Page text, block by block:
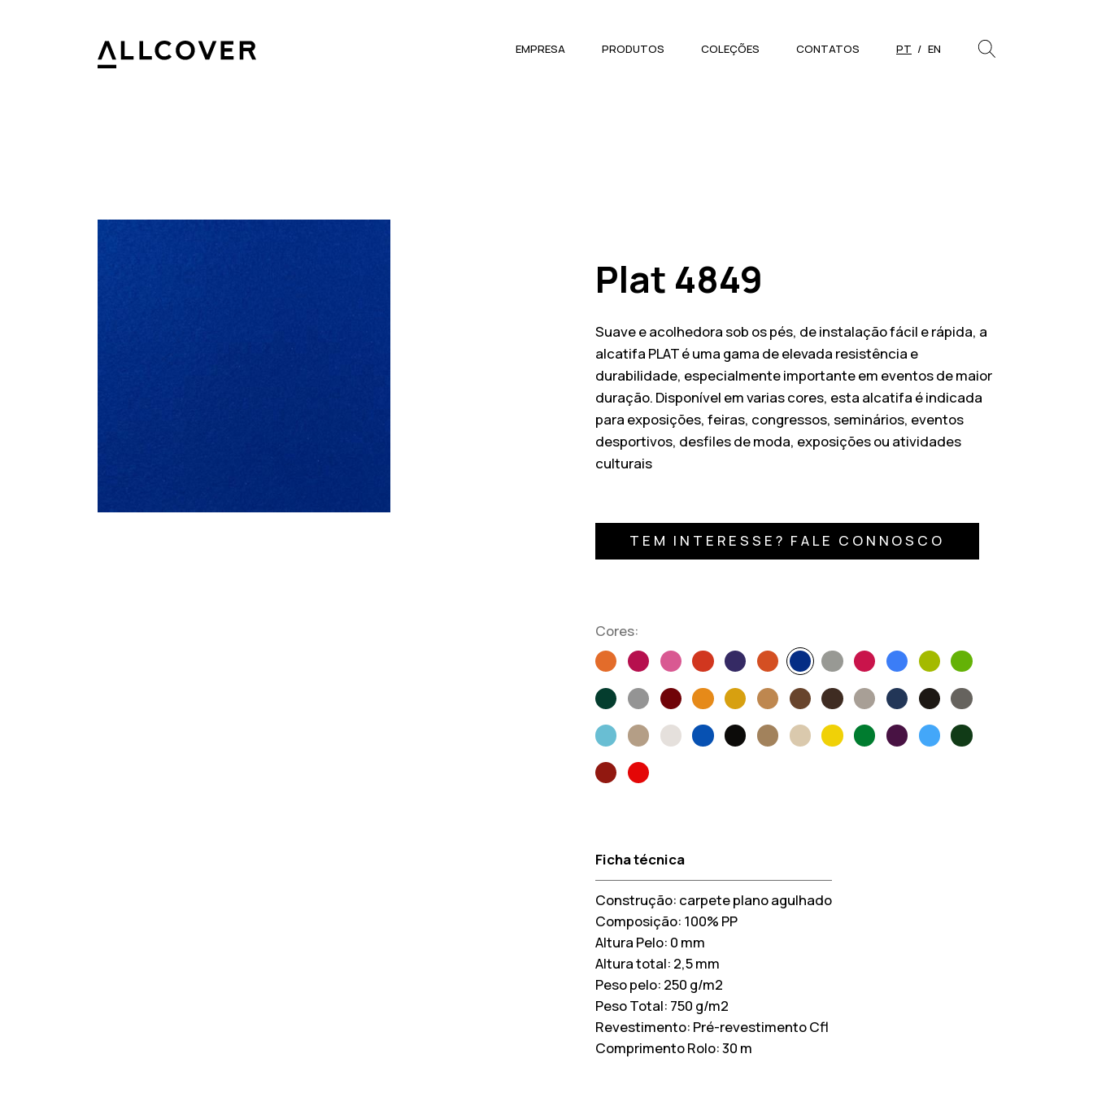
EMPRESA PRODUTOS COLEÇÕES CONTATOS PT
EN
Plat 4849
Suave e acolhedora sob os pés, de instalação fácil e rápida, a
alcatifa PLAT é uma gama de elevada resistência e
durabilidade, especialmente importante em eventos de maior
duração. Disponível em varias cores, esta alcatifa é indicada
para exposições, feiras, congressos, seminários, eventos
desportivos, desfiles de moda, exposições ou atividades
culturais
TEM INTERESSE? FALE CONNOSCO
Cores:
Ficha técnica
Construção: carpete plano agulhado
Composição: 100% PP
Altura Pelo: 0 mm
Altura total: 2,5 mm
Peso pelo: 250 g/m2
Peso Total: 750 g/m2
Revestimento: Pré-revestimento Cfl
Comprimento Rolo:30 m